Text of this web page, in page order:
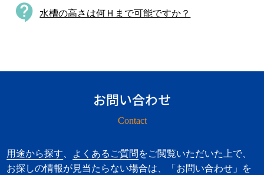
contact_support 水槽の高さは何Ｈまで可能ですか？
お問い合わせ
Contact
用途から探す、 よくあるご質問をご閲覧いただいた上で、
お探しの情報が見当たらない場合は、「お問い合わせ」を